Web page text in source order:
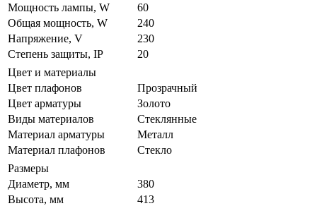
Мощность лампы, W
60
Общая мощность, W
240
Напряжение, V
230
Степень защиты, IP
20
Цвет и материалы
Цвет плафонов
Прозрачный
Цвет арматуры
Золото
Виды материалов
Стеклянные
Материал арматуры
Металл
Материал плафонов
Стекло
Размеры
Диаметр, мм
380
Высота, мм
413